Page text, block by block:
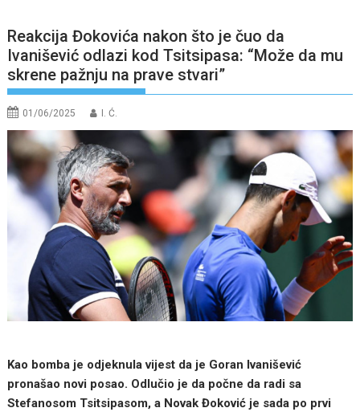
Reakcija Đokovića nakon što je čuo da
Ivanišević odlazi kod Tsitsipasa: “Može da mu
skrene pažnju na prave stvari”
01/06/2025 I. Ć.
Kao bomba je odjeknula vijest da je Goran Ivanišević
pronašao novi posao. Odlučio je da počne da radi sa
Stefanosom Tsitsipasom, a Novak Đoković je sada po prvi